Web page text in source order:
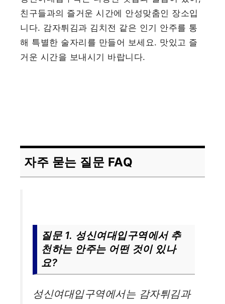
친구들과의 즐거운 시간에 안성맞춤인 장소입
니다. 감자튀김과 김치전 같은 인기 안주를 통
해 특별한 술자리를 만들어 보세요. 맛있고 즐
거운 시간을 보내시기 바랍니다.
자주 묻는 질문 FAQ
질문 1. 성신여대입구역에서 추
천하는 안주는 어떤 것이 있나
요?
성신여대입구역에서는 감자튀김과